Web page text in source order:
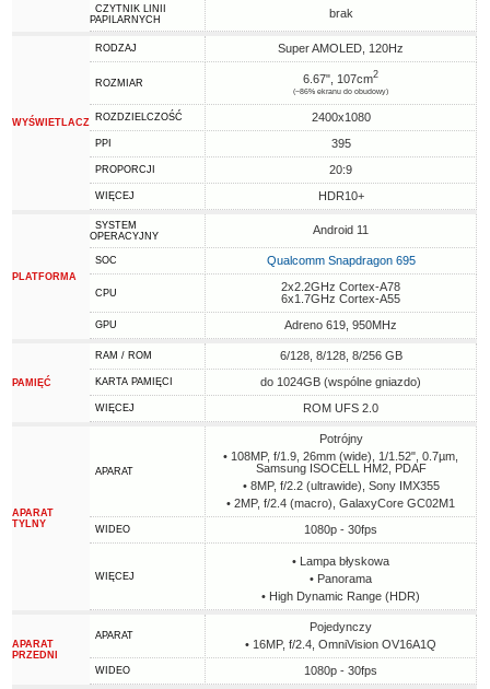
CZYTNIK LINII
PAPILARNYCH
brak
WYŚWIETLACZ
RODZAJ Super AMOLED, 120Hz
ROZMIAR 6.67", 107cm2
(~86% ekranu do obudowy)
ROZDZIELCZOŚĆ 2400x1080
PPI 395
PROPORCJI 20:9
WIĘCEJ HDR10+
PLATFORMA
SYSTEM
OPERACYJNY
Android 11
SOC Qualcomm Snapdragon 695
CPU
2x2.2GHz Cortex-A78
6x1.7GHz Cortex-A55
GPU Adreno 619, 950MHz
PAMIĘĆ
RAM / ROM 6/128, 8/128, 8/256 GB
KARTA PAMIĘCI do 1024GB (wspólne gniazdo)
WIĘCEJ ROM UFS 2.0
APARAT
TYLNY
APARAT
Potrójny
• 108MP, f/1.9, 26mm (wide), 1/1.52", 0.7µm,
Samsung ISOCELL HM2, PDAF
• 8MP, f/2.2 (ultrawide), Sony IMX355
• 2MP, f/2.4 (macro), GalaxyCore GC02M1
WIDEO 1080p - 30fps
WIĘCEJ
• Lampa błyskowa
• Panorama
• High Dynamic Range (HDR)
APARAT
PRZEDNI
APARAT
Pojedynczy
• 16MP, f/2.4, OmniVision OV16A1Q
WIDEO 1080p - 30fps